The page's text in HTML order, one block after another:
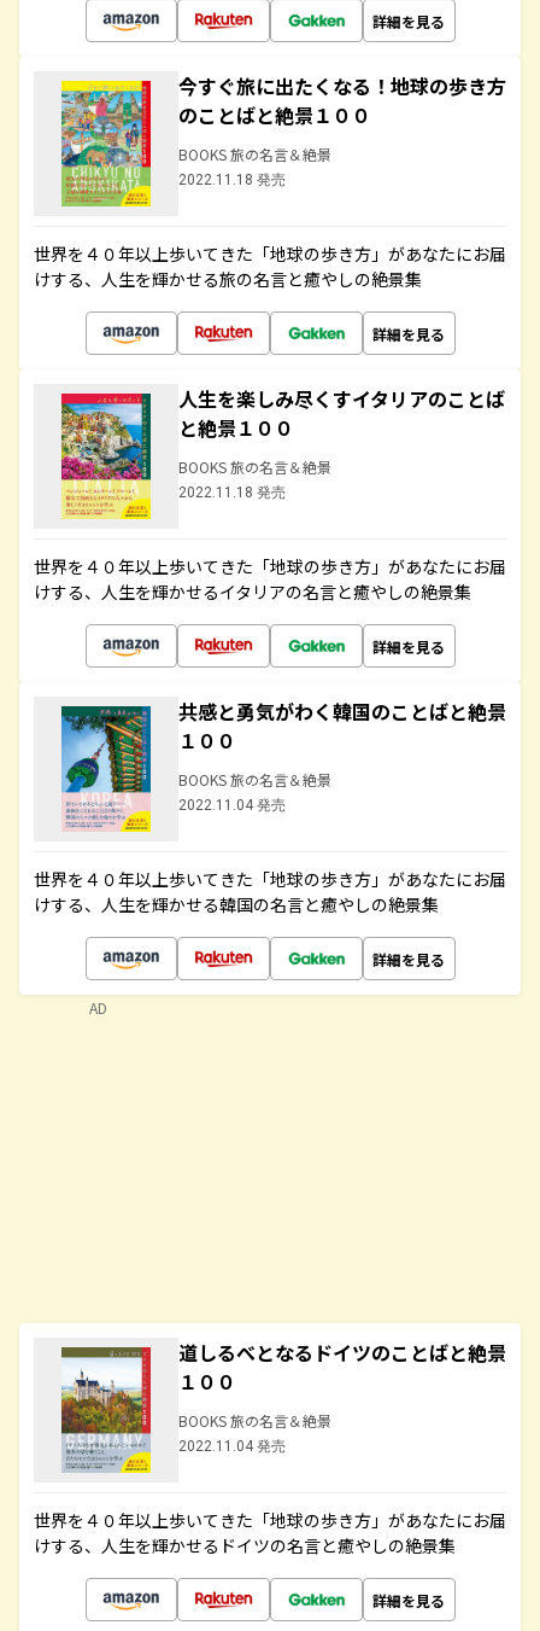
詳細を見る
今すぐ旅に出たくなる！地球の歩き方
のことばと絶景１００
BOOKS 旅の名言＆絶景
2022.11.18 発売
世界を４０年以上歩いてきた「地球の歩き方」があなたにお届
けする、人生を輝かせる旅の名言と癒やしの絶景集
詳細を見る
人生を楽しみ尽くすイタリアのことば
と絶景１００
BOOKS 旅の名言＆絶景
2022.11.18 発売
世界を４０年以上歩いてきた「地球の歩き方」があなたにお届
けする、人生を輝かせるイタリアの名言と癒やしの絶景集
詳細を見る
共感と勇気がわく韓国のことばと絶景
１００
BOOKS 旅の名言＆絶景
2022.11.04 発売
世界を４０年以上歩いてきた「地球の歩き方」があなたにお届
けする、人生を輝かせる韓国の名言と癒やしの絶景集
詳細を見る
道しるべとなるドイツのことばと絶景
１００
BOOKS 旅の名言＆絶景
2022.11.04 発売
世界を４０年以上歩いてきた「地球の歩き方」があなたにお届
けする、人生を輝かせるドイツの名言と癒やしの絶景集
詳細を見る
AD